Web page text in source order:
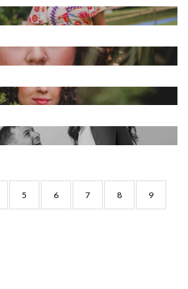
NAIARA E EMANUEL
5 6 7 8 9